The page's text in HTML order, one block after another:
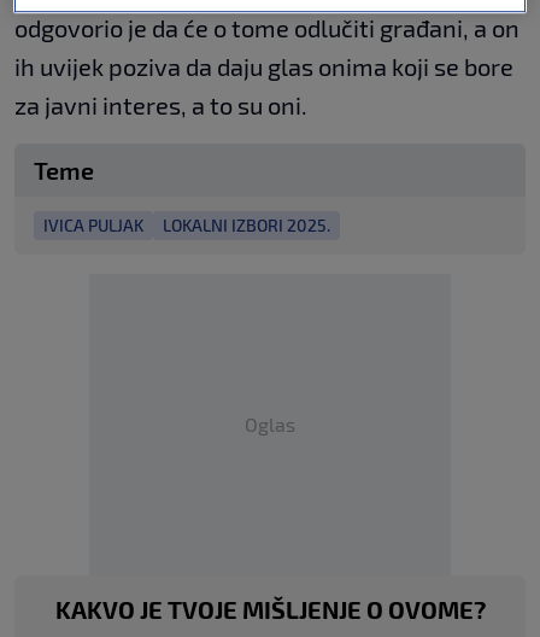
odgovorio je da će o tome odlučiti građani, a on
ih uvijek poziva da daju glas onima koji se bore
za javni interes, a to su oni.
Teme
IVICA PULJAK LOKALNI IZBORI 2025.
Oglas
KAKVO JE TVOJE MIŠLJENJE O OVOME?